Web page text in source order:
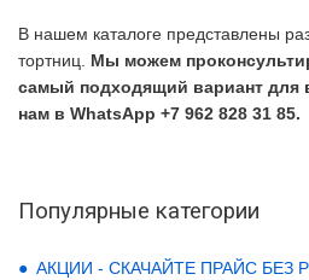
В нашем каталоге представлены
тортниц. Мы можем
самый подходящий вариант для
нам в WhatsApp +7 962 828 31 85.
Популярные категории
АКЦИИ - СКАЧАЙТЕ ПРАЙС БЕЗ